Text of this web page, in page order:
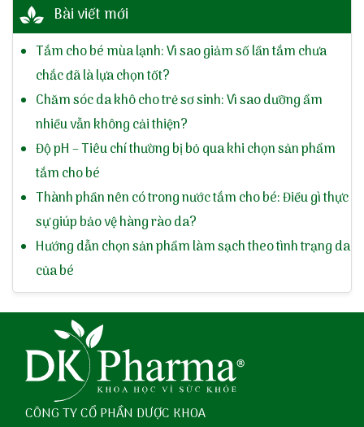
Bài viết mới
Tắm cho bé mùa lạnh: Vì sao giảm số lần tắm chưa
chắc đã là lựa chọn tốt?
Chăm sóc da khô cho trẻ sơ sinh: Vì sao dưỡng ẩm
nhiều vẫn không cải thiện?
Độ pH – Tiêu chí thường bị bỏ qua khi chọn sản phẩm
tắm cho bé
Thành phần nên có trong nước tắm cho bé: Điều gì thực
sự giúp bảo vệ hàng rào da?
Hướng dẫn chọn sản phẩm làm sạch theo tình trạng da
của bé
CÔNG TY CỔ PHẦN DƯỢC KHOA